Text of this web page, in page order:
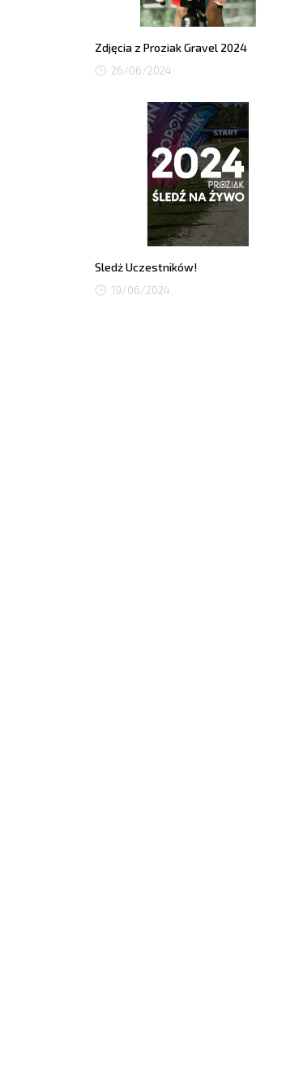
Zdjęcia z Proziak Gravel 2024
26/06/2024
Sledż Uczestników!
19/06/2024